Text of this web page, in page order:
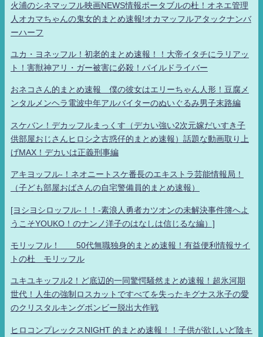
火浦のシネマッフル映画NEWS情報ポータブルの杜！オネエ管理
人オカマちゃんの鬼女的まとめ速報!オカマッフルアタックナンバ
ーハーフ
ユカ・ヨネッフル！初老的まとめ速報！！大帝イタチにラリアッ
ト！害獣神アリ・ガー被害に必殺！パイルドライバー
おネコさん的まとめ速報 僕の彼女はエリーちゃん人形！豆腐メ
ンタルメンヘラ電波中年アルバイターのぬいぐるみ男子末路編
スケバン！デカッフルまっくす（デカい強い2次元嫁だいすき子
供部屋おじさんヒロシ之古惑仔的まとめ速報）話題な動画取り上
げMAX！デカいは正義刑事編
アキヨッフル-！ネオニートスケ番長のエキストラ芸能情報局！
（子ども部屋おばさんの自宅警備員的まとめ速報）
[ヨシヨシロッフル-！！-素浪人勇者カツオンの未解決事件簿へよ
うこそYOUKO！のナンノ洋子のはなしは信じるな編）]
モリッフル！ 50代無職独身的まとめ速報！有益便利情報サイ
トの杜 モリッフル
ユキユキッフル2！ど底辺的一同驚愕騒然まとめ速報！超氷河期
世代！人生の強制ロスカットですべてを失ったキグナス氷子の愛
のクリスタルキングボンビー脱出大作戦
ヒロコンプレックスNIGHT 的まとめ速報！！子供が欲しいど陰キ